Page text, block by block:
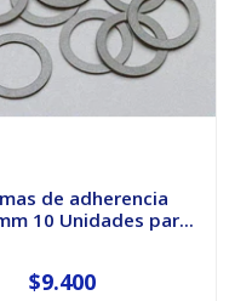
de adherencia
10 Unidades par...
$9.400